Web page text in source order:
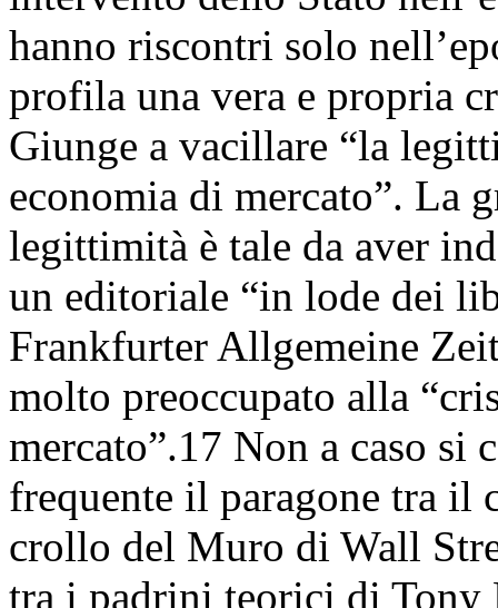
hanno riscontri solo
profila una vera e propria
Giunge a vacillare “la
economia di mercato”. La
legittimità è tale da aver
un editoriale “in lode dei
Frankfurter Allgemeine
molto preoccupato alla
mercato”.17 Non a caso si
frequente il paragone tra
crollo del Muro di Wall
tra i padrini teorici di Tony